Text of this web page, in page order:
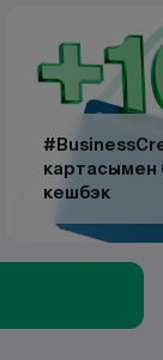
картасымен
кешбэк